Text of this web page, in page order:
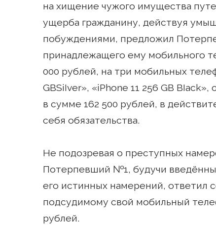
на хищение чужого имущества
ущерба гражданину, действуя
побуждениями, предложил
принадлежащего ему мобильного
000 рублей, на три мобильных
GBSiIver», «iPhone 11 256 GB
в сумме 162 500 рублей, в
себя обязательства.
Не подозревая о преступных
Потерпевший №1, будучи
его истинных намерений, ответил
подсудимому свой мобильный
рублей.